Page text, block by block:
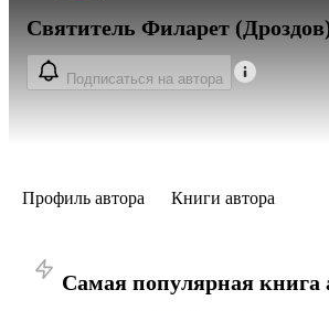
Святитель Филарет
Подписаться на автора
Профиль автора Книги автора
Самая популярная книга